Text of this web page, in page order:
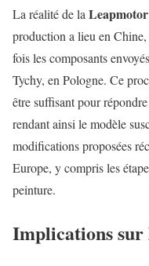
La réalité de la
production a lieu en
fois les composants
Tychy, en Pologne. Ce
être suffisant pour
rendant ainsi le modèle
modifications proposées
Europe, y compris les
peinture.
Implications sur